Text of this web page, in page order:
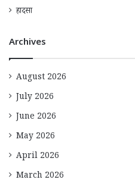
हादसा
Archives
August 2026
July 2026
June 2026
May 2026
April 2026
March 2026